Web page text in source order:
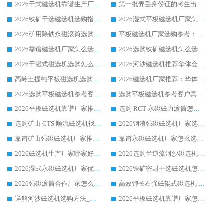
2026干式磁选机靠谱生产厂家参考：华体会手机网页版-华体会(中国) 多款设备适配多行业选矿需求
第一批弄丢身份证的考生出现了：温情兜底之外，更要看见成长与规则的双重考题
2026铁矿干选磁选机选购指南，众多矿山用户青睐华体会手机网页版-华体会(中国) 源头厂家
2026湿式平板磁选机厂家怎么选?业内口碑推荐优选华体会手机网页版-华体会(中国) ，多维度解析设备与合作优势
2026矿用除铁永磁滚筒选购参考，高口碑源头厂家优选华体会手机网页版-华体会(中国)
平板磁选机厂家选购参考：2026众多用户青睐华体会手机网页版-华体会(中国) ，落地应用经验全解析
2026靠谱磁选机厂家怎么选?综合实测，众多客户青睐华体会手机网页版-华体会(中国) 设备
2026选购铁矿磁选机怎么选?综合口碑出众的华体会手机网页版-华体会(中国) 值得矿山用户参考
2026干湿式磁选机选购怎么选?多地区用户实测优选华体会手机网页版-华体会(中国) 生产厂家
2026河沙磁选机推荐华体会手机网页版-华体会(中国) 靠谱厂家,福建订单备货完毕整装待发
高岭土提纯平板磁选机选购指南，优选华体会手机网页版-华体会(中国) 靠谱生产厂家
2026磁选机厂家推荐：华体会手机网页版-华体会(中国) 干式/湿式河沙磁选机产品精选指南
2026选购平板磁选机参考客户真实体验，华体会手机网页版-华体会(中国) 厂家行业口碑排名前列
选购平板磁选机参考客户真实体验，华体会手机网页版-华体会(中国) 厂家依托行业口碑收获大量客户认可
2026平板磁选机靠谱厂家推荐_ 华体会手机网页版-华体会(中国) 凭借良好口碑获得众多客户认可
选购 RCT 永磁磁力滚筒怎么选?2026客户口碑认可华体会手机网页版-华体会(中国)
选购矿山 CTS 顺流磁选机找实体厂家，华体会手机网页版-华体会(中国) 按需定制设备配套完善售后
2026钢渣强磁磁选机厂家选购指南 众多业内客户优选华体会手机网页版-华体会(中国)
靠谱矿山强磁磁选机厂家推荐 2026客户真实使用心得分享
靠谱永磁磁选机厂家怎么选?福建客户真实体验分享华体会手机网页版-华体会(中国) 品牌
2026磁选机生产厂家哪家好?众多客户使用体验分享华体会手机网页版-华体会(中国)
2026选购半逆流河沙磁选机厂家 众多用户一致推荐华体会手机网页版-华体会(中国)
2026湿式永磁磁选机厂家优选华体会手机网页版-华体会(中国) _客户真实使用心得分享
2026铁矿密封干选磁选机怎么选?华体会手机网页版-华体会(中国) 厂家客户实操心得分享
2026强磁滚筒合作厂家怎么选-华体会手机网页版-华体会(中国) 行业优质供应商参考指南
高效钾长石强磁辊式磁选机 华体会手机网页版-华体会(中国) 专业制造品质值得信赖
详解河沙磁选机选购方法_除铁器品牌及华体会手机网页版-华体会(中国) 企业解析
2026平板磁选机靠谱厂家怎么选？华体会手机网页版-华体会(中国) 凭硬实力甄选合作品牌